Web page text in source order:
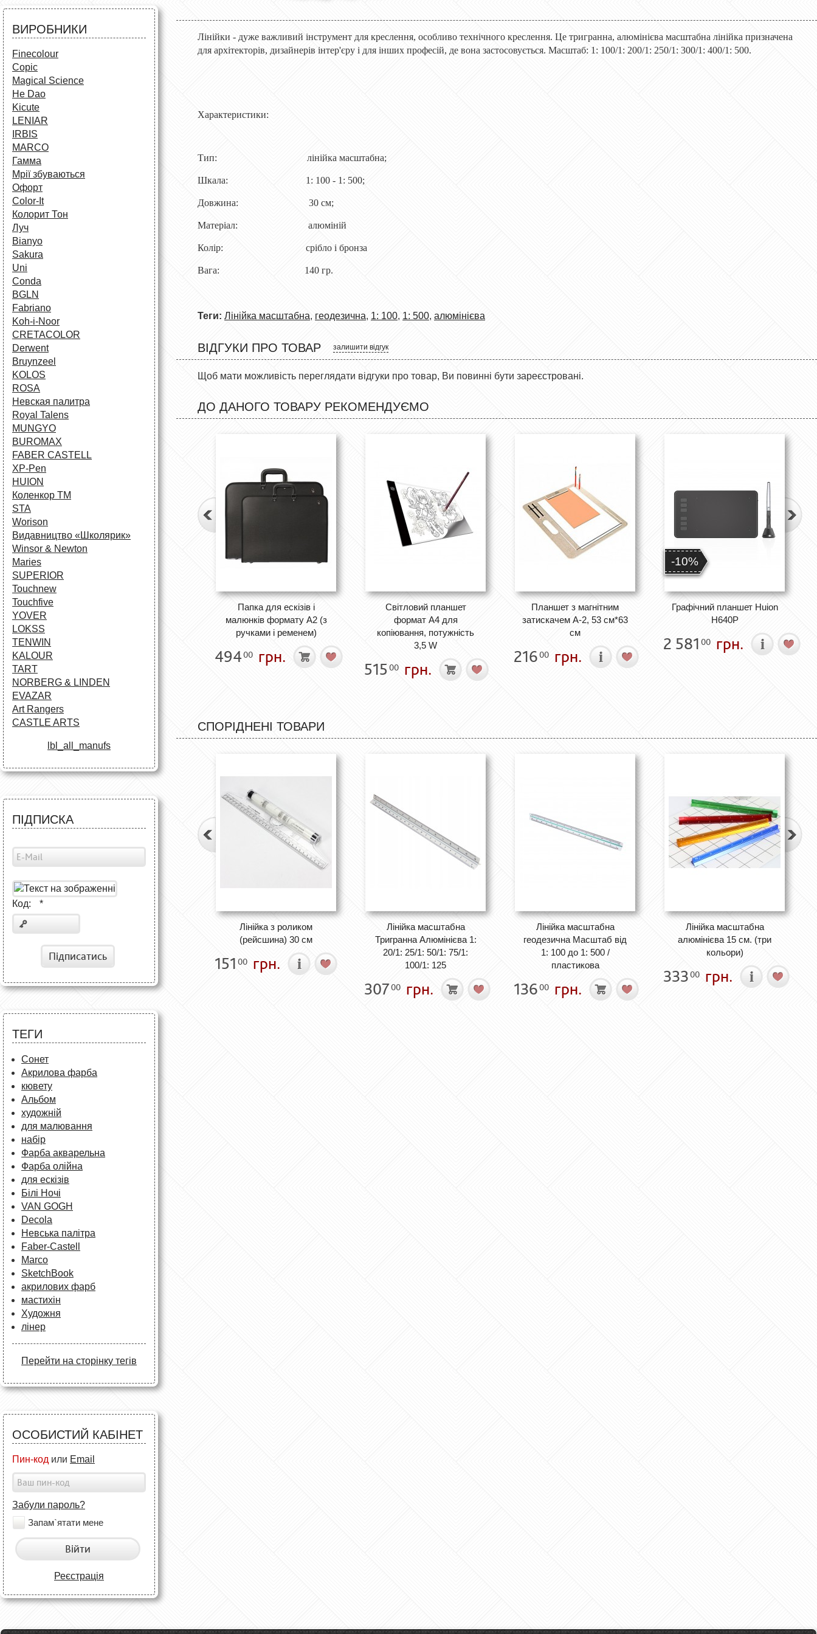
Аксесуари для школярів
ВИРОБНИКИ
Finecolour
Copic
Magical Science
He Dao
Kicute
LENIAR
IRBIS
MARCO
Гамма
Мрії збуваються
Офорт
Сolor-It
Колорит Тон
Луч
Bianyo
Sakura
Uni
Conda
BGLN
Fabriano
Koh-i-Noor
CRETACOLOR
Derwent
Bruynzeel
KOLOS
ROSA
Невская палитра
Royal Talens
MUNGYO
BUROMAX
FABER CASTELL
XP-Pen
HUION
Коленкор ТМ
STA
Worison
Видавництво «Школярик»
Winsor & Newton
Maries
SUPERIOR
Touchnew
Touchfive
YOVER
LOKSS
TENWIN
KALOUR
TART
NORBERG & LINDEN
EVAZAR
Art Rangers
CASTLE ARTS
lbl_all_manufs
ПІДПИСКА
Код: *
Підписатись
ТЕГИ
Сонет
Акрилова фарба
кювету
Альбом
художній
для малювання
набір
Фарба акварельна
Фарба олійна
для ескізів
Білі Ночі
VAN GOGH
Decola
Невська палітра
Faber-Castell
Marco
SketchBook
акрилових фарб
мастихін
Художня
лінер
Перейти на сторінку тегів
ОСОБИСТИЙ КАБІНЕТ
Пин-код или Email
Забули пароль?
Запам`ятати мене
Війти
Реєстрація
Лінійки - дуже важливий інструмент для креслення, особливо технічного креслення. Це тригранна, алюмінієва масштабна лінійка призначена
для архітекторів, дизайнерів інтер'єру і для інших професій, де вона застосовується. Масштаб: 1: 100/1: 200/1: 250/1: 300/1: 400/1: 500.
Характеристики:
Тип: лінійка масштабна;
Шкала: 1: 100 - 1: 500;
Довжина: 30 см;
Матеріал: алюміній
Колір: срібло і бронза
Вага: 140 гр.
Теги: Лінійка масштабна, геодезична, 1: 100, 1: 500, алюмінієва
ВІДГУКИ ПРО ТОВАР залишити відгук
Щоб мати можливість переглядати відгуки про товар, Ви повинні бути зареєстровані.
ДО ДАНОГО ТОВАРУ РЕКОМЕНДУЄМО
Папка для ескізів і
малюнків формату А2 (з
ручками і ременем)
49400 грн.
Світловий планшет
формат А4 для
копіювання, потужність
3,5 W
515 00 грн.
Планшет з магнітним
затискачем А-2, 53 см*63
см
21600 грн.
-10%
Графічний планшет Huion
H640P
2 581 00 грн.
СПОРІДНЕНІ ТОВАРИ
Лінійка з роликом
(рейсшина) 30 см
151 00 грн.
Лінійка масштабна
Тригранна Алюмінієва 1:
20/1: 25/1: 50/1: 75/1:
100/1: 125
30700 грн.
Лінійка масштабна
геодезична Масштаб від
1: 100 до 1: 500 /
пластикова
13600 грн.
Лінійка масштабна
алюмінієва 15 см. (три
кольори)
33300 грн.